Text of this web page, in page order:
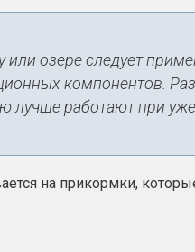
или озере следует
компонентов.
лучше работают при
на прикормки,